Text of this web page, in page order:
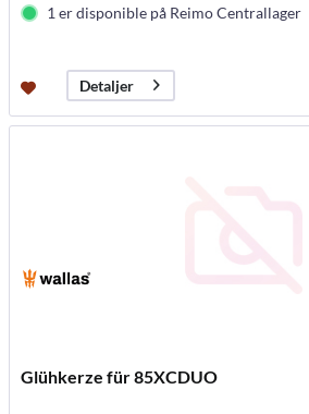
1 er disponible på Reimo Centrallager
Detaljer
Glühkerze für 85XCDUO